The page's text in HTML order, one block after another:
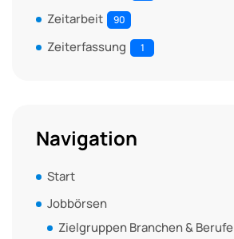
Zeitarbeit 90
Zeiterfassung 1
Navigation
Start
Jobbörsen
Zielgruppen Branchen & Berufe